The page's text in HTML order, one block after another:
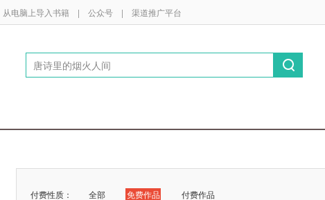
从电脑上导入书籍 | 公众号 | 渠道推广平台
付费性质： 全部 免费作品
付费作品